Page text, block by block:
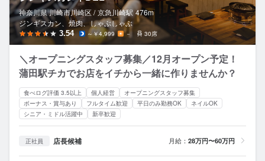
神奈川県 川崎市川崎区 / 京急川崎駅 476m
ジンギスカン、焼肉、しゃぶしゃぶ
3.54 ～￥4,999 － 30席
＼オープニングスタッフ募集／12月オープン予定！
蒲田駅チカでお店をイチから一緒に作りませんか？
食べログ評価 3.5以上 個人経営
オープニングスタッフ募集
ボーナス・賞与あり
フルタイム歓迎 平日のみ勤務OK
ネイルOK
シニア・ミドル活躍中
新卒歓迎
正社員 店長候補 月給： 28万円〜60万円